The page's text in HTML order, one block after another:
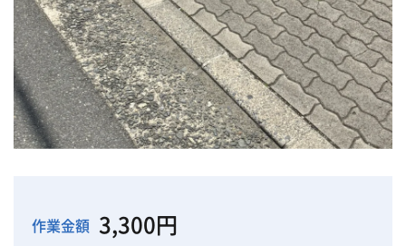
作業金額 3,300円